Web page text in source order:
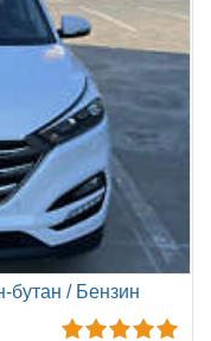
бутан / Бензин